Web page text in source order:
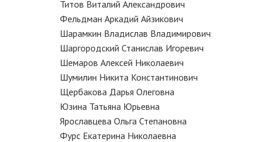
Титов Виталий Александрович
Фельдман Аркадий Айзикович
Шарамкин Владислав Владимирович
Шаргородский Станислав Игоревич
Шемаров Алексей Николаевич
Шумилин Никита Константинович
Щербакова Дарья Олеговна
Юзина Татьяна Юрьевна
Ярославцева Ольга Степановна
Фурс Екатерина Николаевна